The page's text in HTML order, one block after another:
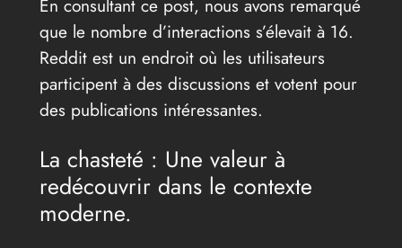
En consultant ce post, nous avons remarqué
que le nombre d’interactions s’élevait à 16.
Reddit est un endroit où les utilisateurs
participent à des discussions et votent pour
des publications intéressantes.
La chasteté : Une valeur à
redécouvrir dans le contexte
moderne.